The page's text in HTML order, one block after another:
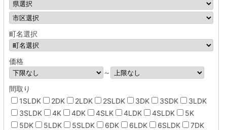
町名選択
価格
～
間取り
1SLDK
2DK 2LDK 2SLDK 3DK 3SDK
3LDK
3SLDK
4K 4DK 4SLK 4LDK 4SLDK
5K
5DK
5LDK 5SLDK 6DK 6LDK 6SLDK
7DK